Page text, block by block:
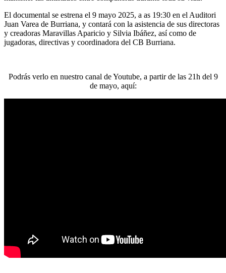
El documental se estrena el 9 mayo 2025, a as 19:30 en el Auditori
Juan Varea de Burriana, y contará con la asistencia de sus directoras
y creadoras Maravillas Aparicio y Silvia Ibáñez, así como de
jugadoras, directivas y coordinadora del CB Burriana.
Podrás verlo en nuestro canal de Youtube, a partir de las 21h del 9
de mayo, aquí: